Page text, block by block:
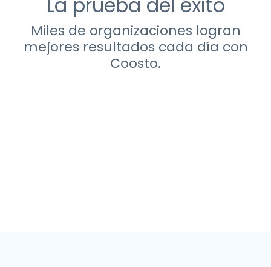
Miles de organizaciones logran
mejores resultados cada día con
Coosto.